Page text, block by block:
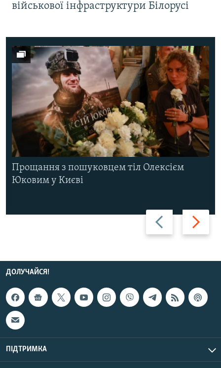
військової інфраструктури Білорусі
Назад Вперед
Прощання з пошуковцем тіл Олексієм
Юковим у Києві
ДОЛУЧАЙСЯ!
ПІДТРИМКА